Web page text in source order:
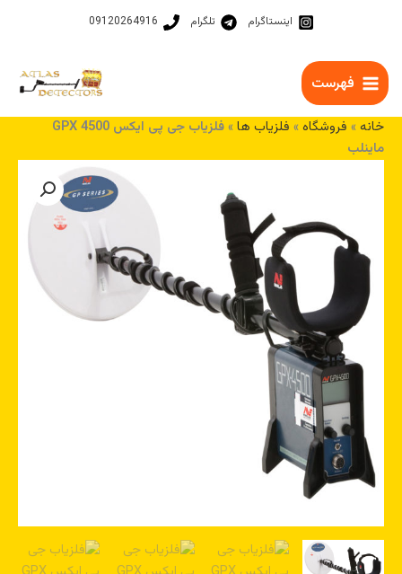
اینستاگرام تلگرام 09120264916
فهرست
خانه » فروشگاه» فلزیاب ها»
فلزیاب جی پی ایکس GPX 4500
ماینلب